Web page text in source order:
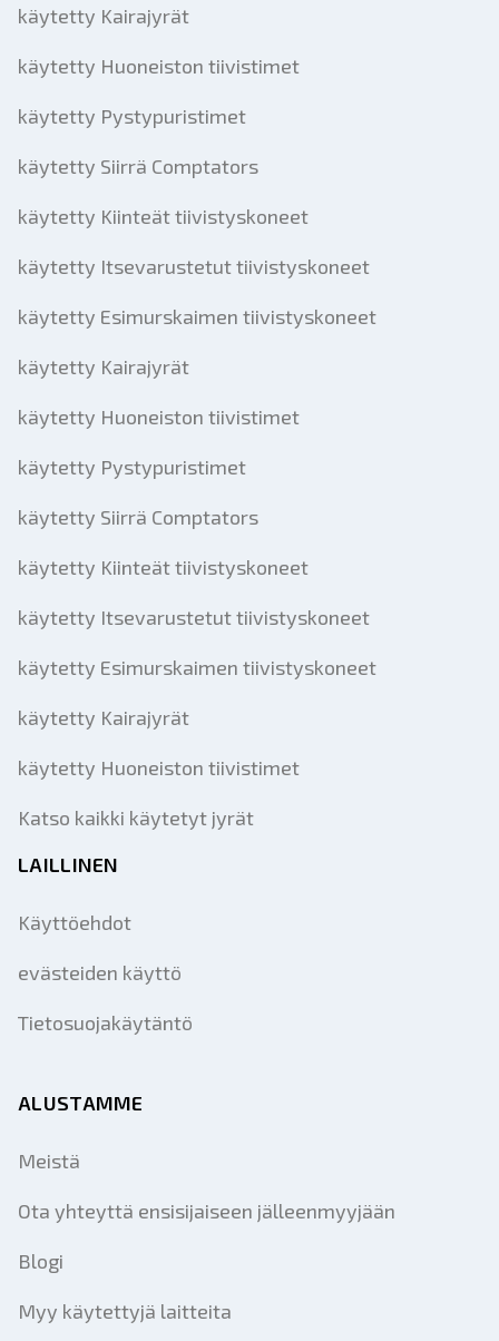
käytetty Kairajyrät
käytetty Huoneiston tiivistimet
käytetty Pystypuristimet
käytetty Siirrä Comptators
käytetty Kiinteät tiivistyskoneet
käytetty Itsevarustetut tiivistyskoneet
käytetty Esimurskaimen tiivistyskoneet
käytetty Kairajyrät
käytetty Huoneiston tiivistimet
käytetty Pystypuristimet
käytetty Siirrä Comptators
käytetty Kiinteät tiivistyskoneet
käytetty Itsevarustetut tiivistyskoneet
käytetty Esimurskaimen tiivistyskoneet
käytetty Kairajyrät
käytetty Huoneiston tiivistimet
Katso kaikki käytetyt jyrät
LAILLINEN
Käyttöehdot
evästeiden käyttö
Tietosuojakäytäntö
ALUSTAMME
Meistä
Ota yhteyttä ensisijaiseen jälleenmyyjään
Blogi
Myy käytettyjä laitteita